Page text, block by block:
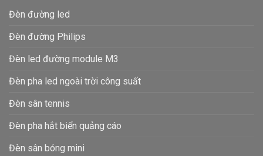
Đèn đường led
Đèn đường Philips
Đèn led đường module M3
Đèn pha led ngoài trời công suất
Đèn sân tennis
Đèn pha hắt biển quảng cáo
Đèn sân bóng mini